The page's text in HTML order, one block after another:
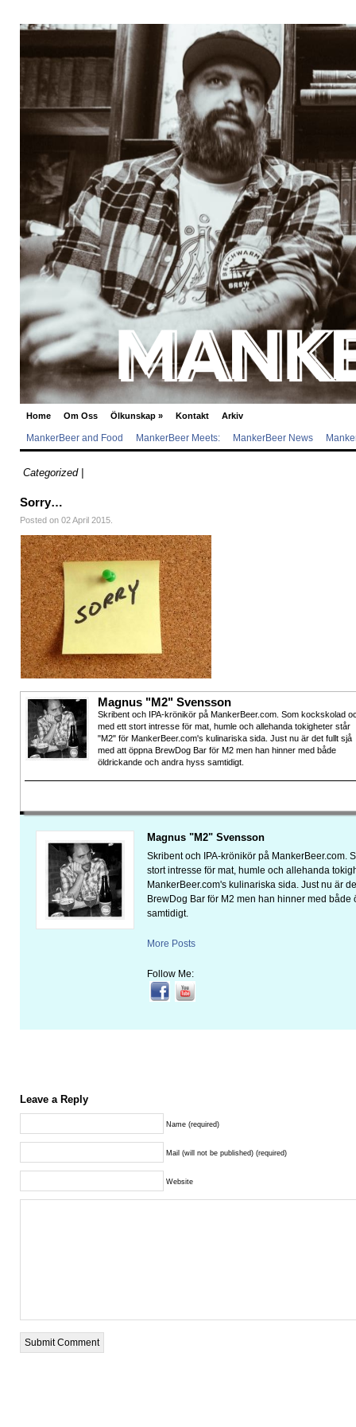
Home Om Oss Ölkunskap » Kontakt Arkiv
MankerBeer and Food MankerBeer Meets: MankerBeer News
Categorized |
Sorry…
Posted on 02 April 2015.
Magnus "M2" Svensson
Skribent och IPA-krönikör på MankerBeer.com. Som kockskolad
med ett stort intresse för mat, humle och allehanda tokigheter står
"M2" för MankerBeer.com's kulinariska sida. Just nu är det fullt sjå
med att öppna BrewDog Bar för M2 men han hinner med både
öldrickande och andra hyss samtidigt.
Magnus "M2" Svensson
Skribent och IPA-krönikör på MankerBeer.com.
stort intresse för mat, humle och allehanda
MankerBeer.com's kulinariska sida. Just nu är
BrewDog Bar för M2 men han hinner med
samtidigt.
More Posts
Follow Me:
Leave a Reply
Name (required)
Mail (will not be published) (required)
Website